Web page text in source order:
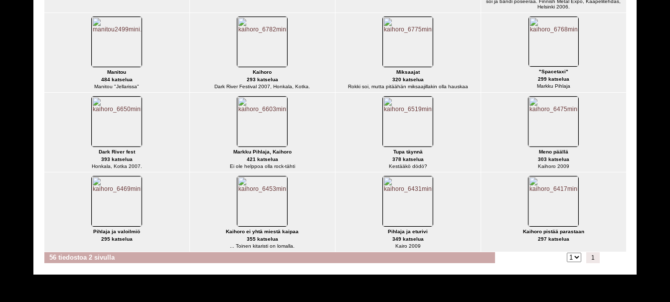
soi ja bändi poseeraa. Finnish Metal Expo, Kaapelitehdas,
Helsinki 2006.
Manitou
484 katselua
Manitou "Jellarissa"
Kaihoro
293 katselua
Dark River Festival 2007, Honkala, Kotka.
Miksaajat
320 katselua
Rokki soi, mutta pitäähän miksaajillakin olla hauskaa
"Spacetaxi"
299 katselua
Markku Pihlaja
Dark River fest
393 katselua
Honkala, Kotka 2007.
Markku Pihlaja, Kaihoro
421 katselua
Ei ole helppoa olla rock-tähti
Tupa täynnä
378 katselua
Kestääkö dödö?
Meno päällä
303 katselua
Kaihoro 2009
Pihlaja ja valoilmiö
295 katselua
Kaihoro ei yhtä miestä kaipaa
355 katselua
... Toinen kitaristi on lomalla.
Pihlaja ja eturivi
349 katselua
Kairo 2009
Kaihoro pistää parastaan
297 katselua
56 tiedostoa 2 sivulla 1